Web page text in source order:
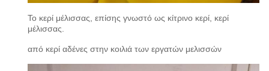
Το κερί μέλισσας, επίσης γνωστό ως κίτρινο κερί, κερί
μέλισσας.
από κερί αδένες στην κοιλιά των εργατών μελισσών